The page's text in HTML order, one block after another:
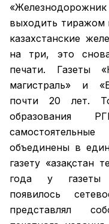
выходить тиражом
казахстанские
на три, это
печати. Газеты
магистраль» и
почти 20 лет.
образования
объединены в
газету
года у газеты
появилось
представлял